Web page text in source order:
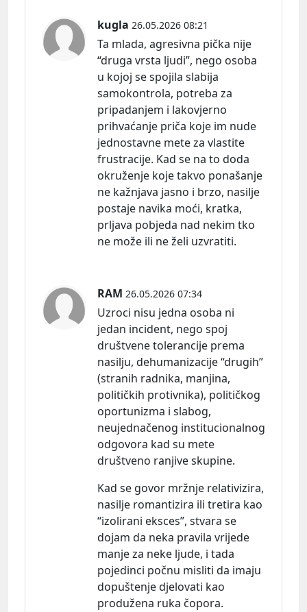
kugla 26.05.2026 08:21
Ta mlada, agresivna pička nije
“druga vrsta ljudi”, nego osoba
u kojoj se spojila slabija
samokontrola, potreba za
pripadanjem i lakovjerno
prihvaćanje priča koje im nude
jednostavne mete za vlastite
frustracije. Kad se na to doda
okruženje koje takvo ponašanje
ne kažnjava jasno i brzo, nasilje
postaje navika moći, kratka,
prljava pobjeda nad nekim tko
ne može ili ne želi uzvratiti.
RAM 26.05.2026 07:34
Uzroci nisu jedna osoba ni
jedan incident, nego spoj
društvene tolerancije prema
nasilju, dehumanizacije “drugih”
(stranih radnika, manjina,
političkih protivnika), političkog
oportunizma i slabog,
neujednačenog institucionalnog
odgovora kad su mete
društveno ranjive skupine.
Kad se govor mržnje relativizira,
nasilje romantizira ili tretira kao
“izolirani eksces”, stvara se
dojam da neka pravila vrijede
manje za neke ljude, i tada
pojedinci počnu misliti da imaju
dopuštenje djelovati kao
produžena ruka čopora.